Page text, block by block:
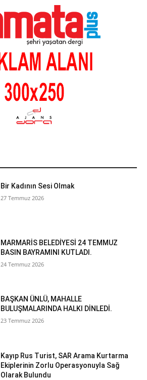
Bir Kadının Sesi Olmak
27 Temmuz 2026
MARMARİS BELEDİYESİ 24 TEMMUZ
BASIN BAYRAMINI KUTLADI.
24 Temmuz 2026
BAŞKAN ÜNLÜ, MAHALLE
BULUŞMALARINDA HALKI DİNLEDİ.
23 Temmuz 2026
Kayıp Rus Turist, SAR Arama Kurtarma
Ekiplerinin Zorlu Operasyonuyla Sağ
Olarak Bulundu